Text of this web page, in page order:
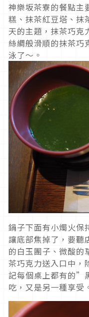
神樂坂茶寮的餐點主
糕、抹茶紅豆塔、
天的主題，抹茶巧克
絲綢般滑順的抹茶巧
泳了～。
鍋子下面有小燭火保
讓底部焦掉了，要聽
的白玉團子、微酸
茶巧克力送入口中，
記每個桌上都有的”
吃，又是另一種享受